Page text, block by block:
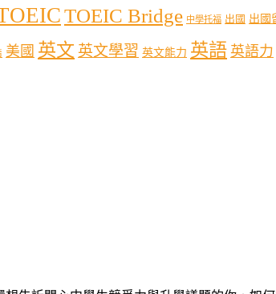
TOEIC Bridge 中學托福 出國 出國
美國 英文 英文學習 英文能力 英語 英語力